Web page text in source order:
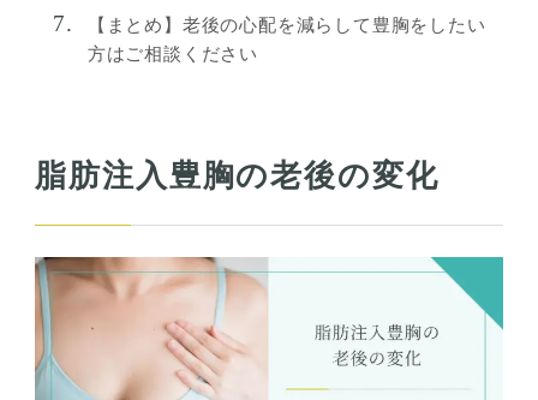
【まとめ】老後の心配を減らして豊胸をしたい
方はご相談ください
脂肪注入豊胸の老後の変化